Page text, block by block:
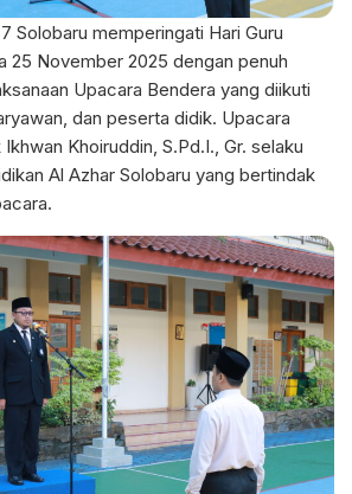
Solobaru memperingati Hari Guru
25 November 2025 dengan penuh
Upacara Bendera yang diikuti
dan peserta didik. Upacara
Khoiruddin, S.Pd.I., Gr. selaku
Al Azhar Solobaru yang bertindak